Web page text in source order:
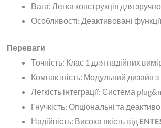
Вага: Легка конструкція для
Особливості: Деактивовані
Переваги
Точність: Клас 1 для надійних
Компактність: Модульний дизайн
Легкість інтеграції: Система
Гнучкість: Опціональні та
Надійність: Висока якість від